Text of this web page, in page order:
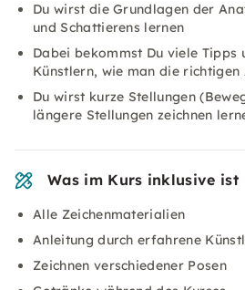
Du wirst die Grundlagen der
und Schattierens lernen
Dabei bekommst Du viele Tipps
Künstlern, wie man die richtigen
Du wirst kurze Stellungen
längere Stellungen zeichnen
Was im Kurs inklusive ist
Alle Zeichenmaterialien
Anleitung durch erfahrene
Zeichnen verschiedener Posen